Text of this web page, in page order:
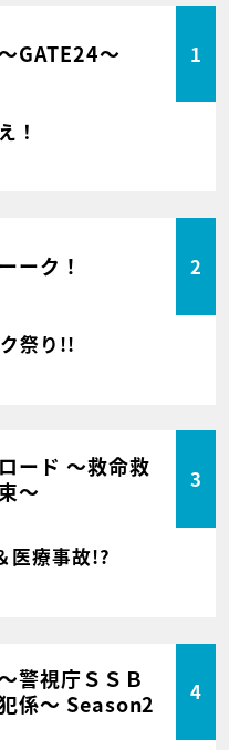
GATE24～ 1
！
ーク！ 2
祭り!!
ード ～救命救
～
3
医療事故!?
警視庁ＳＳＢ
係～ Season2
4